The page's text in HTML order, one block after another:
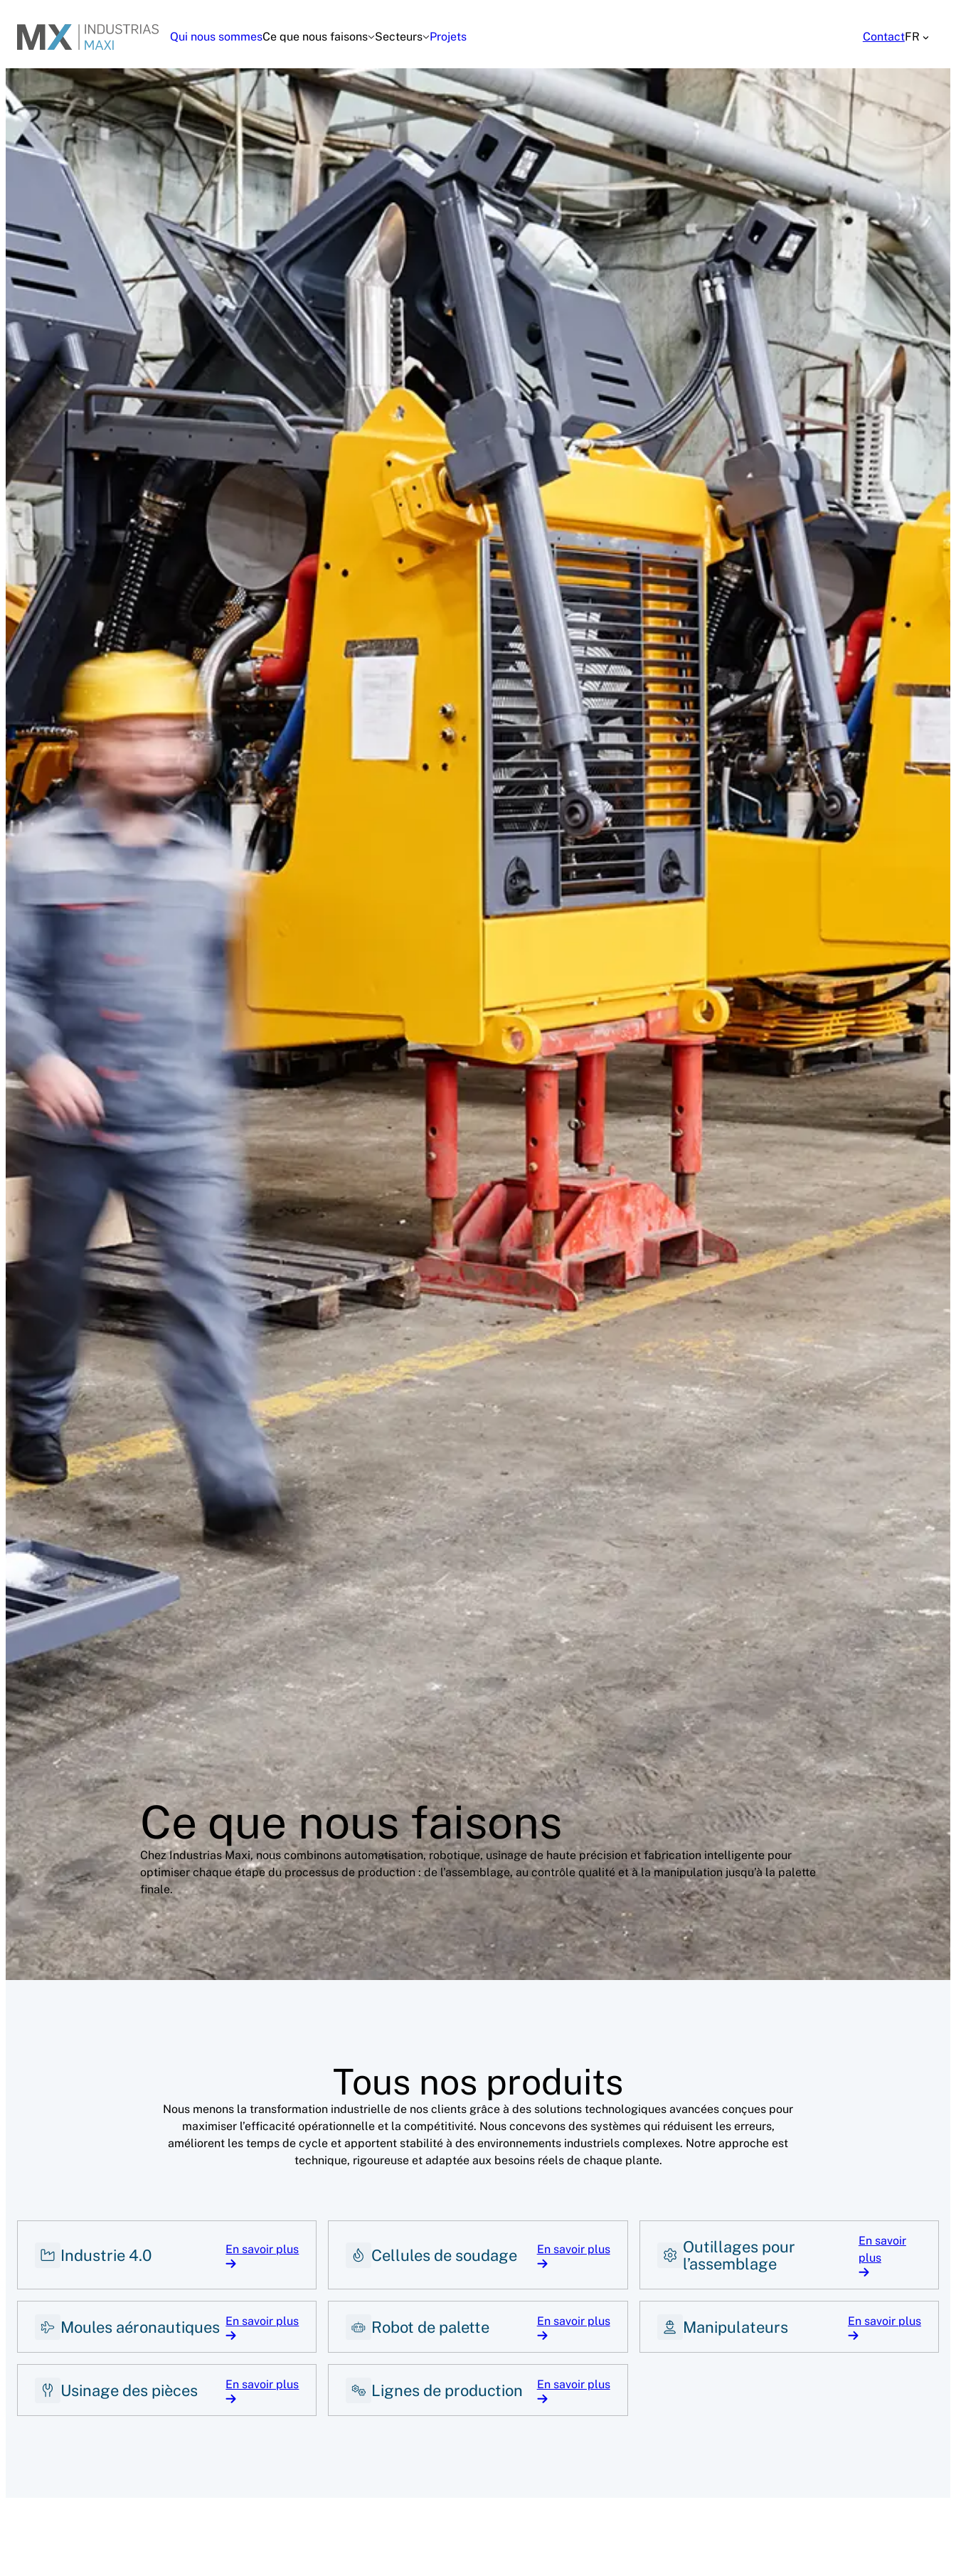
contenu
Qui nous sommesCe que nous faisons Secteurs Projets ContactFR
Ce que nous faisons
Chez Industrias Maxi, nous combinons automatisation, robotique, usinage de haute précision et fabrication intelligente pour
optimiser chaque étape du processus de production : de l’assemblage, au contrôle qualité et à la manipulation jusqu’à la palette
finale.
Tous nos produits
Nous menons la transformation industrielle de nos clients grâce à des solutions technologiques avancées conçues pour
maximiser l’efficacité opérationnelle et la compétitivité. Nous concevons des systèmes qui réduisent les erreurs,
améliorent les temps de cycle et apportent stabilité à des environnements industriels complexes. Notre approche est
technique, rigoureuse et adaptée aux besoins réels de chaque plante.
Industrie 4.0 En savoir plus Cellules de soudage En savoir plus
Outillages pour
l’assemblage
En savoir
plus
Moules aéronautiques En savoir plus Robot de palette En savoir plus Manipulateurs En savoir plus
Usinage des pièces En savoir plus Lignes de production En savoir plus